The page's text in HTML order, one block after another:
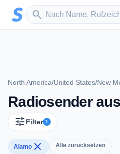
Zum Hauptinhalt springen
search
Sender suchen
North America/United States/New
Radiosender
tune Filter 1
Alamo close Alle zurücksetzen